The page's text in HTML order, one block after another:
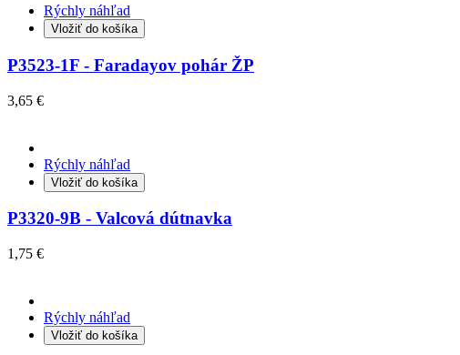
Rýchly náhľad
Vložiť do košíka
P3523-1F - Faradayov pohár ŽP
3,65 €
Rýchly náhľad
Vložiť do košíka
P3320-9B - Valcová dútnavka
1,75 €
Rýchly náhľad
Vložiť do košíka